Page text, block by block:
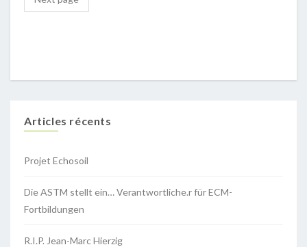
Articles récents
Projet Echosoil
Die ASTM stellt ein… Verantwortliche.r für ECM-
Fortbildungen
R.I.P. Jean-Marc Hierzig